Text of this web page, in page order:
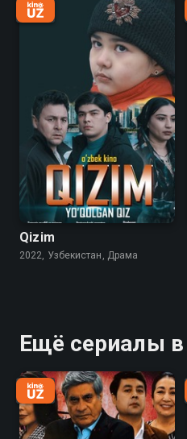
Qizim
2022, Узбекистан, Драма
Ещё сериалы